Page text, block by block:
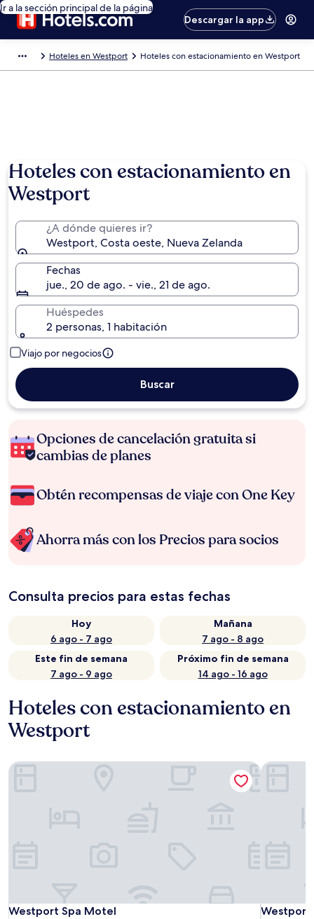
Ir a la sección principal de la página
Descargar la app
Hoteles en Westport Hoteles con estacionamiento en Westport
Hoteles con estacionamiento en
Westport
¿A dónde quieres ir?
Westport, Costa oeste, Nueva Zelanda
Fechas
jue., 20 de ago. - vie., 21 de ago.
Huéspedes
2 personas, 1 habitación
Viajo por negocios
Buscar
Opciones de cancelación gratuita si
cambias de planes
Obtén recompensas de viaje con One Key
Ahorra más con los Precios para socios
Consulta precios para estas fechas
Hoy
6 ago - 7 ago
Mañana
7 ago - 8 ago
Este fin de semana
7 ago - 9 ago
Próximo fin de semana
14 ago - 16 ago
Hoteles con estacionamiento en
Westport
Westport Spa Motel
Westport Spa Motel
Westport Spa Motel
Westport
Westport
Westport